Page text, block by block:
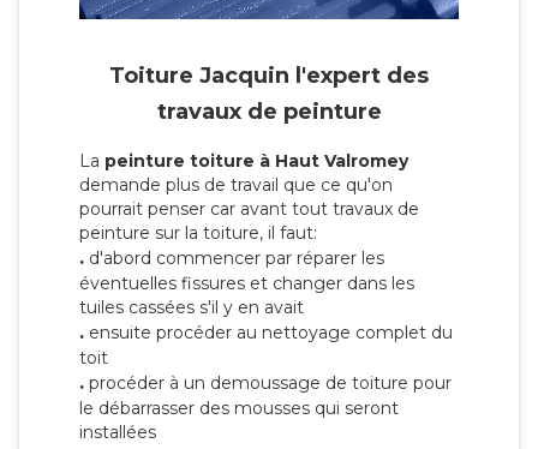
Toiture Jacquin l'expert des
travaux de peinture
La peinture toiture à Haut Valromey
demande plus de travail que ce qu'on
pourrait penser car avant tout travaux de
peinture sur la toiture, il faut:
. d'abord commencer par réparer les
éventuelles fissures et changer dans les
tuiles cassées s'il y en avait
. ensuite procéder au nettoyage complet du
toit
. procéder à un demoussage de toiture pour
le débarrasser des mousses qui seront
installées